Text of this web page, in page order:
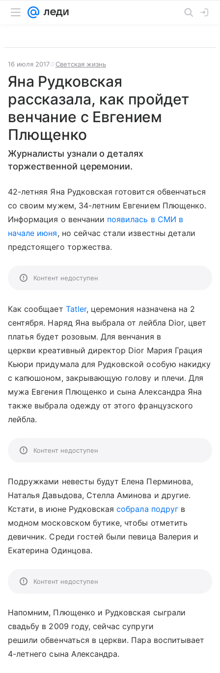
16 июля 2017 Светская жизнь
Яна Рудковская
рассказала, как пройдет
венчание с Евгением
Плющенко
Журналисты узнали о деталях
торжественной церемонии.
42-летняя Яна Рудковская готовится обвенчаться
со своим мужем, 34-летним Евгением Плющенко.
Информация о венчании появилась в СМИ в
начале июня, но сейчас стали известны детали
предстоящего торжества.
Контент недоступен
Как сообщает Tatler, церемония назначена на 2
сентября. Наряд Яна выбрала от лейбла Dior, цвет
платья будет розовым. Для венчания в
церкви креативный директор Dior Мария Грация
Кьюри придумала для Рудковской особую накидку
с капюшоном, закрывающую голову и плечи. Для
мужа Евгения Плющенко и сына Александра Яна
также выбрала одежду от этого французского
лейбла.
Контент недоступен
Подружками невесты будут Елена Перминова,
Наталья Давыдова, Стелла Аминова и другие.
Кстати, в июне Рудковскаясобрала подругв
модном московском бутике, чтобы отметить
девичник. Среди гостей были певица Валерия и
Екатерина Одинцова.
Контент недоступен
Напомним, Плющенко и Рудковская сыграли
свадьбу в 2009 году, сейчас супруги
решили обвенчаться в церкви. Пара воспитывает
4-летнего сына Александра.